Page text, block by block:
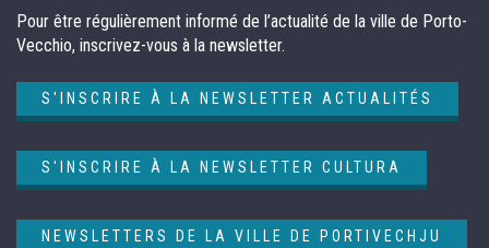
Pour être régulièrement informé de l’actualité de la ville de Porto-
Vecchio, inscrivez-vous à la newsletter.
S'INSCRIRE À LA NEWSLETTER ACTUALITÉS
S'INSCRIRE À LA NEWSLETTER CULTURA
NEWSLETTERS DE LA VILLE DE PORTIVECHJU